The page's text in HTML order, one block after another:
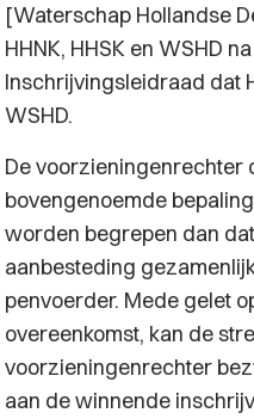
[Waterschap Hollandse
HHNK, HHSK en WSHD
Inschrijvingsleidraad dat
WSHD.
De voorzieningenrechter
bovengenoemde
worden begrepen dan
aanbesteding
penvoerder. Mede gelet
overeenkomst, kan de
voorzieningenrechter
aan de winnende